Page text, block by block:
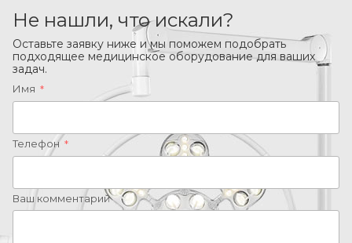
Не нашли, что искали?
Оставьте заявку ниже и мы поможем подобрать
подходящее медицинское оборудование для ваших
задач.
Имя *
Телефон *
Ваш комментарий